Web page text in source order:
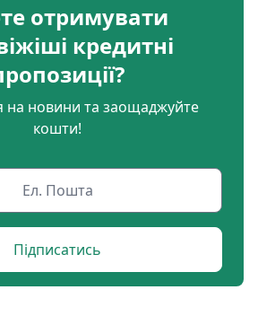
отримувати
кредитні
на новини та заощаджуйте
кошти!
Підписатись